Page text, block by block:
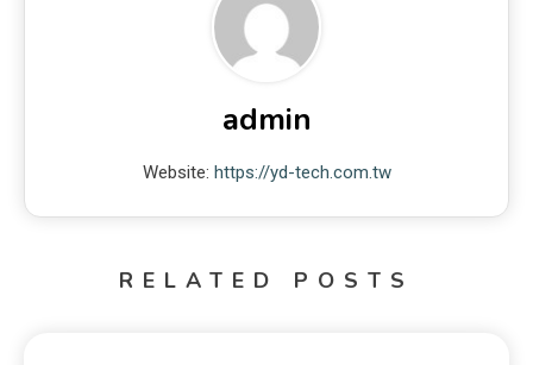
admin
Website: https://yd-tech.com.tw
RELATED POSTS